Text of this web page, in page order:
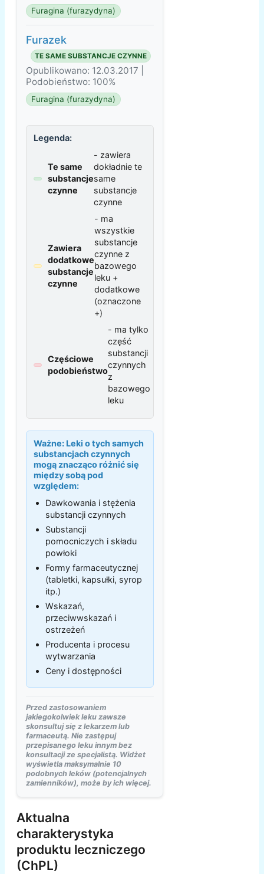
Furagina (furazydyna)
Furazek
TE SAME SUBSTANCJE CZYNNE
Opublikowano: 12.03.2017 |
Podobieństwo: 100%
Furagina (furazydyna)
Legenda:
Te same
substancje
czynne
- zawiera
dokładnie te
same
substancje
czynne
Zawiera
dodatkowe
substancje
czynne
- ma
wszystkie
substancje
czynne z
bazowego
leku +
dodatkowe
(oznaczone
+)
Częściowe
podobieństwo
- ma tylko
część
substancji
czynnych
z
bazowego
leku
Ważne: Leki o tych samych
substancjach czynnych
mogą znacząco różnić się
między sobą pod
względem:
Dawkowania i stężenia
substancji czynnych
Substancji
pomocniczych i składu
powłoki
Formy farmaceutycznej
(tabletki, kapsułki, syrop
itp.)
Wskazań,
przeciwwskazań i
ostrzeżeń
Producenta i procesu
wytwarzania
Ceny i dostępności
Przed zastosowaniem
jakiegokolwiek leku zawsze
skonsultuj się z lekarzem lub
farmaceutą. Nie zastępuj
przepisanego leku innym bez
konsultacji ze specjalistą. Widżet
wyświetla maksymalnie 10
podobnych leków (potencjalnych
zamienników), może by ich więcej.
Aktualna
charakterystyka
produktu leczniczego
(ChPL)